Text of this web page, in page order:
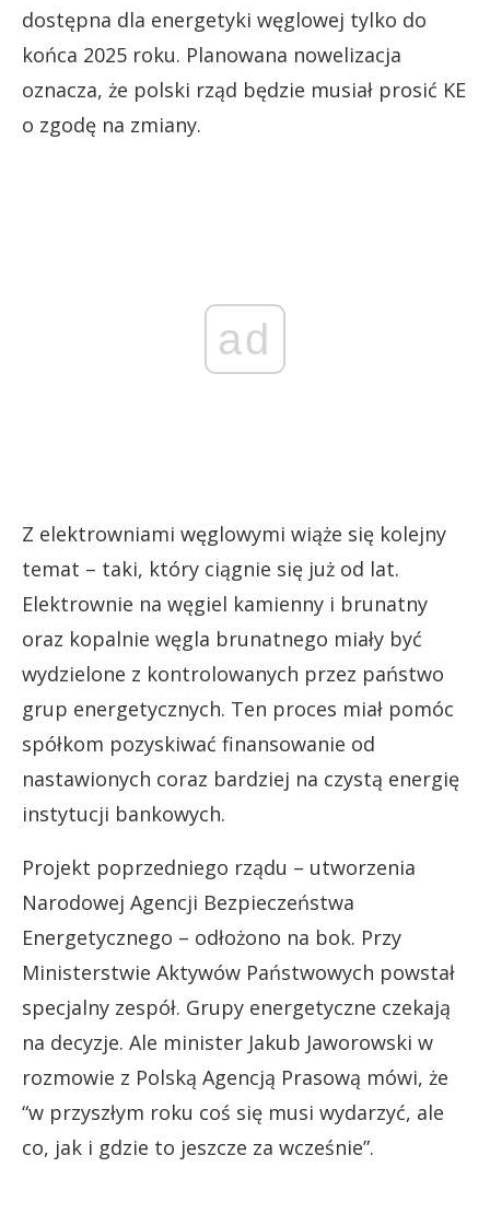
dostępna dla energetyki węglowej tylko do
końca 2025 roku. Planowana nowelizacja
oznacza, że polski rząd będzie musiał prosić KE
o zgodę na zmiany.
ad
Z elektrowniami węglowymi wiąże się kolejny
temat – taki, który ciągnie się już od lat.
Elektrownie na węgiel kamienny i brunatny
oraz kopalnie węgla brunatnego miały być
wydzielone z kontrolowanych przez państwo
grup energetycznych. Ten proces miał pomóc
spółkom pozyskiwać finansowanie od
nastawionych coraz bardziej na czystą energię
instytucji bankowych.
Projekt poprzedniego rządu – utworzenia
Narodowej Agencji Bezpieczeństwa
Energetycznego – odłożono na bok. Przy
Ministerstwie Aktywów Państwowych powstał
specjalny zespół. Grupy energetyczne czekają
na decyzje. Ale minister Jakub Jaworowski w
rozmowie z Polską Agencją Prasową mówi, że
“w przyszłym roku coś się musi wydarzyć, ale
co, jak i gdzie to jeszcze za wcześnie”.